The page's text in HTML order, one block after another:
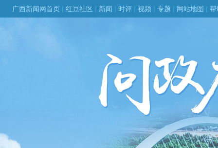
广西新闻网首页 | 红豆社区 | 新闻 | 时评 | 视频 | 专题 | 网站地图 | 帮